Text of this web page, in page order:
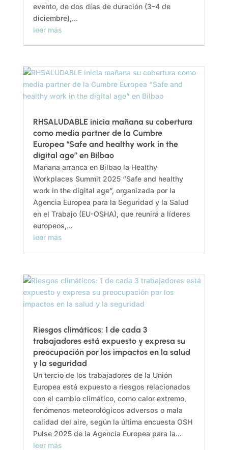
evento, de dos días de duración (3–4 de
diciembre),...
leer más
RHSALUDABLE inicia mañana su cobertura
como media partner de la Cumbre
Europea “Safe and healthy work in the
digital age” en Bilbao
Mañana arranca en Bilbao la Healthy
Workplaces Summit 2025 “Safe and healthy
work in the digital age”, organizada por la
Agencia Europea para la Seguridad y la Salud
en el Trabajo (EU-OSHA), que reunirá a líderes
europeos,...
leer más
Riesgos climáticos: 1 de cada 3
trabajadores está expuesto y expresa su
preocupación por los impactos en la salud
y la seguridad
Un tercio de los trabajadores de la Unión
Europea está expuesto a riesgos relacionados
con el cambio climático, como calor extremo,
fenómenos meteorológicos adversos o mala
calidad del aire, según la última encuesta OSH
Pulse 2025 de la Agencia Europea para la...
leer más